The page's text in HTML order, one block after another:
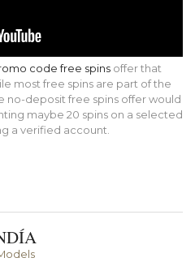
code free spins offer that
most free spins are part of the
no-deposit free spins offer would
maybe 20 spins on a selected
a verified account.